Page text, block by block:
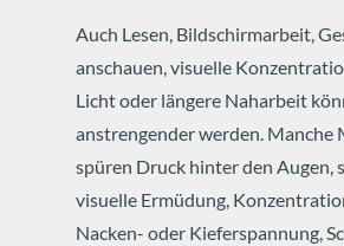
Auch Lesen, Bildschirmarbeit,
anschauen, visuelle
Licht oder längere Naharbeit
anstrengender werden. Manche
spüren Druck hinter den Augen,
visuelle Ermüdung,
Nacken- oder Kieferspannung,